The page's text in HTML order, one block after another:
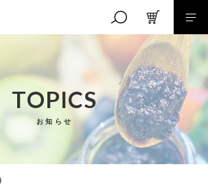
TOPICS
お知らせ
こだわり検索